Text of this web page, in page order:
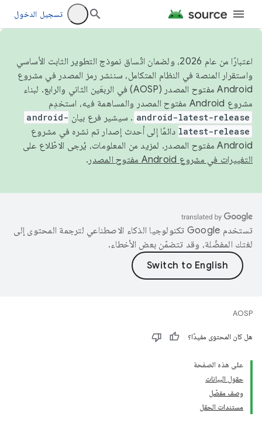
تسجيل الدخول
اعتبارًا من عام 2026، ولضمان اتّساق نموذج التطوير الثابت الأساسي
واستقرار المنصة في النظام المتكامل، سننشر رمز المصدر في مشروع
Android مفتوح المصدر (AOSP) في الربعَين الثاني والرابع. لبناء
مشروع Android مفتوح المصدر والمساهمة فيه، استخدِم
android-latest-release . سيشير فرع بيان android-
latest-release دائمًا إلى أحدث إصدار تم نشره في مشروع
Android مفتوح المصدر. لمزيد من المعلومات، يُرجى الاطّلاع على
التغييرات في مشروع Android مفتوح المصدر
.
تستخدم Google تكنولوجيا الذكاء الاصطناعي لترجمة المحتوى إلى
لغتك المفضّلة، وقد تتضمّن بعض الأخطاء.
AOSP
هل كان المحتوى مفيدًا؟
على هذه الصفحة
حقول البيانات
وصف مفصّل
مستندات الحقل